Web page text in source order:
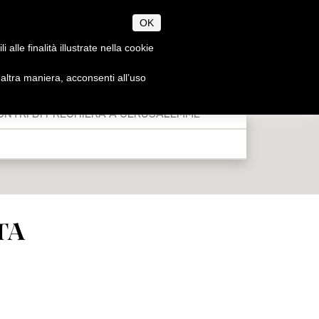
JEWISH & MUSLIM
DI PREGHIERA A GERUSALEMME
OK
alle finalità illustrate nella cookie
maniera, acconsenti all’uso